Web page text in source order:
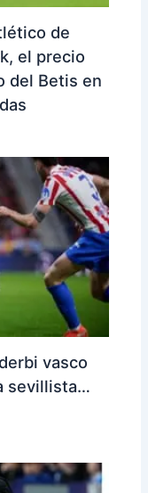
de
el precio
del Betis en
vasco
sevillista…